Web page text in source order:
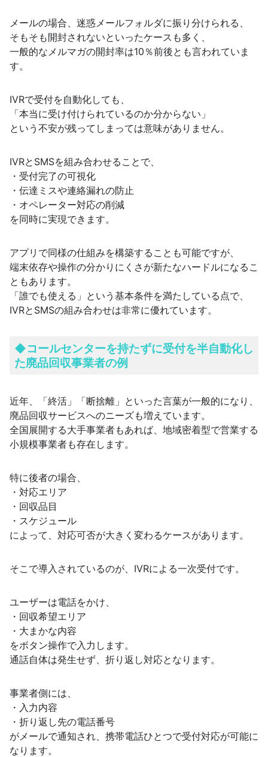
メールの場合、迷惑メールフォルダに振り分けられる、
そもそも開封されないといったケースも多く、
一般的なメルマガの開封率は10％前後とも言われていま
す。
IVRで受付を自動化しても、
「本当に受け付けられているのか分からない」
という不安が残ってしまっては意味がありません。
IVRとSMSを組み合わせることで、
・受付完了の可視化
・伝達ミスや連絡漏れの防止
・オペレーター対応の削減
を同時に実現できます。
アプリで同様の仕組みを構築することも可能ですが、
端末依存や操作の分かりにくさが新たなハードルになるこ
ともあります。
「誰でも使える」という基本条件を満たしている点で、
IVRとSMSの組み合わせは非常に優れています。
◆コールセンターを持たずに受付を半自動化し
た廃品回収事業者の例
近年、「終活」「断捨離」といった言葉が一般的になり、
廃品回収サービスへのニーズも増えています。
全国展開する大手事業者もあれば、地域密着型で営業する
小規模事業者も存在します。
特に後者の場合、
・対応エリア
・回収品目
・スケジュール
によって、対応可否が大きく変わるケースがあります。
そこで導入されているのが、IVRによる一次受付です。
ユーザーは電話をかけ、
・回収希望エリア
・大まかな内容
をボタン操作で入力します。
通話自体は発生せず、折り返し対応となります。
事業者側には、
・入力内容
・折り返し先の電話番号
がメールで通知され、携帯電話ひとつで受付対応が可能に
なります。